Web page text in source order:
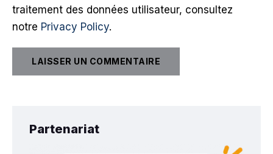
traitement des données utilisateur, consultez
notre Privacy Policy.
Partenariat